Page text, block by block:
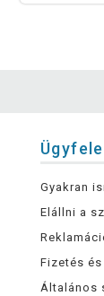
Gyakran
Elállni a
Fizetés
Általános